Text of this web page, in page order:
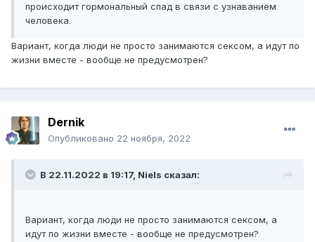
происходит гормональный спад в связи с узнаванием
человека.
Вариант, когда люди не просто занимаются сексом, а идут по
жизни вместе - вообще не предусмотрен?
Dernik
Опубликовано 22 ноября, 2022
В 22.11.2022 в 19:17, Niels сказал:
Вариант, когда люди не просто занимаются сексом, а
идут по жизни вместе - вообще не предусмотрен?